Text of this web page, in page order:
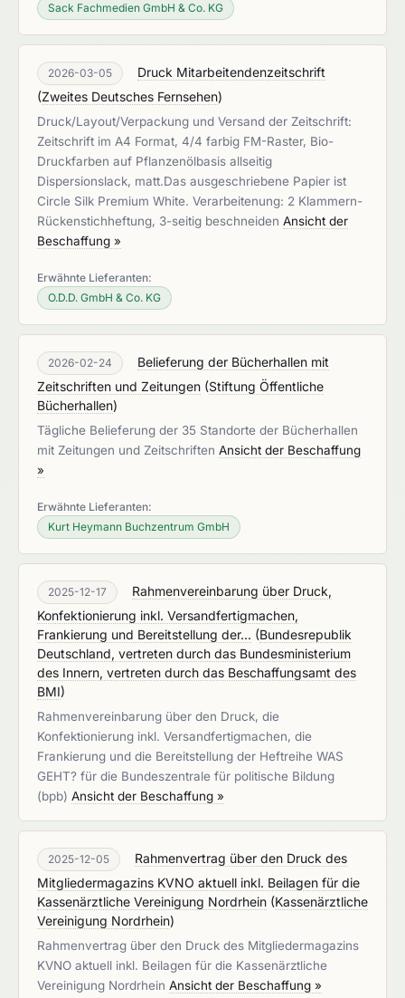
Sack Fachmedien GmbH & Co. KG
2026-03-05
Druck Mitarbeitendenzeitschrift
(Zweites Deutsches Fernsehen)
Druck/Layout/Verpackung und Versand der Zeitschrift:
Zeitschrift im A4 Format, 4/4 farbig FM-Raster, Bio-
Druckfarben auf Pflanzenölbasis allseitig
Dispersionslack, matt.Das ausgeschriebene Papier ist
Circle Silk Premium White. Verarbeitenung: 2 Klammern-
Rückenstichheftung, 3-seitig beschneiden Ansicht der
Beschaffung »
Erwähnte Lieferanten:
O.D.D. GmbH & Co. KG
2026-02-24
Belieferung der Bücherhallen mit
Zeitschriften und Zeitungen (Stiftung Öffentliche
Bücherhallen)
Tägliche Belieferung der 35 Standorte der Bücherhallen
mit Zeitungen und Zeitschriften Ansicht der Beschaffung
»
Erwähnte Lieferanten:
Kurt Heymann Buchzentrum GmbH
2025-12-17
Rahmenvereinbarung über Druck,
Konfektionierung inkl. Versandfertigmachen,
Frankierung und Bereitstellung der... (Bundesrepublik
Deutschland, vertreten durch das Bundesministerium
des Innern, vertreten durch das Beschaffungsamt des
BMI)
Rahmenvereinbarung über den Druck, die
Konfektionierung inkl. Versandfertigmachen, die
Frankierung und die Bereitstellung der Heftreihe WAS
GEHT? für die Bundeszentrale für politische Bildung
(bpb) Ansicht der Beschaffung »
2025-12-05
Rahmenvertrag über den Druck des
Mitgliedermagazins KVNO aktuell inkl. Beilagen für die
Kassenärztliche Vereinigung Nordrhein (Kassenärztliche
Vereinigung Nordrhein)
Rahmenvertrag über den Druck des Mitgliedermagazins
KVNO aktuell inkl. Beilagen für die Kassenärztliche
Vereinigung Nordrhein Ansicht der Beschaffung »